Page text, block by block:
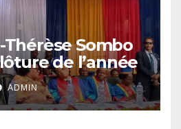
Thérèse Sombo
de l’année
2025-2026 à
ADMIN